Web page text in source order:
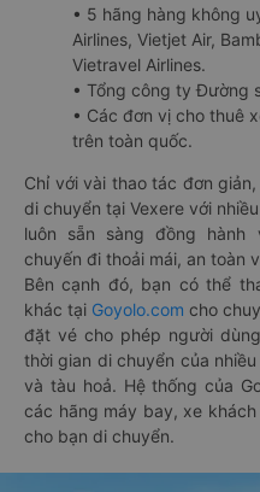
• 5 hãng hàng không
Airlines, Vietjet Air,
Vietravel Airlines.
• Tổng công ty Đường
• Các đơn vị cho thuê
trên toàn quốc.
Chỉ với vài thao tác đơn
di chuyển tại Vexere với
luôn sẵn sàng đồng
chuyến đi thoải mái, an toàn
Bên cạnh đó, bạn có thể
khác tại Goyolo.com cho
đặt vé cho phép người
thời gian di chuyển của
và tàu hoả. Hệ thống của
các hãng máy bay, xe
cho bạn di chuyển.